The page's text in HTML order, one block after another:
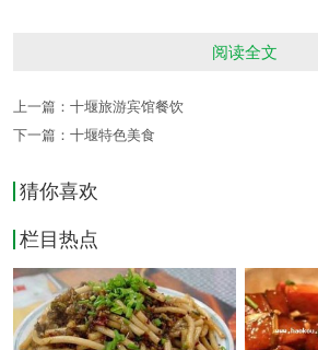
黄陂三合为黄陂县的传统佳
传。当地人称之为三鲜。三合
肉糕三菜合一而得名。鱼丸
以蛋清、葱白、姜沫、猪油作
系选用猪腿夹肉剁碎,配以鱼
阅读全文
上一篇： 十堰旅游宾馆餐饮
下一篇： 十堰特色美食
猜你喜欢
栏目热点